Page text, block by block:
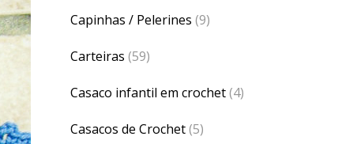
Capinhas / Pelerines (9)
Carteiras (59)
Casaco infantil em crochet(4)
Casacos de Crochet(5)